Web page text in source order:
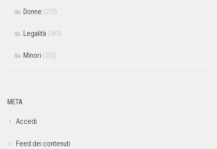
Donne (259)
Legalità (383)
Minori (256)
META
Accedi
Feed dei contenuti